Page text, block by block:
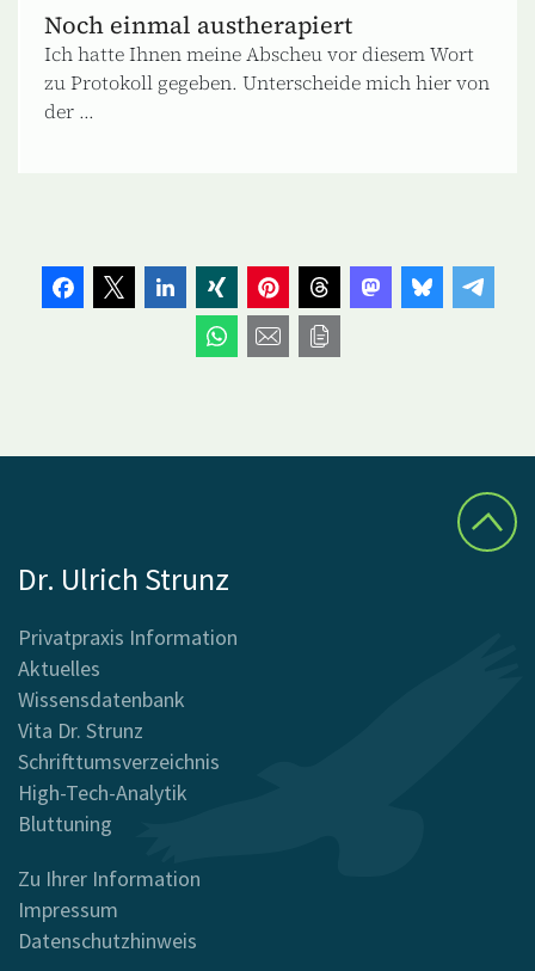
Noch einmal austherapiert
Ich hatte Ihnen meine Abscheu vor diesem Wort
zu Protokoll gegeben. Unterscheide mich hier von
der ...
Dr. Ulrich Strunz
Privatpraxis Information
Aktuelles
Wissensdatenbank
Vita Dr. Strunz
Schrifttumsverzeichnis
High-Tech-Analytik
Bluttuning
Zu Ihrer Information
Impressum
Datenschutzhinweis